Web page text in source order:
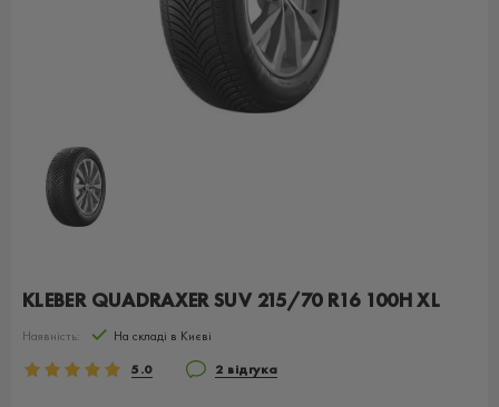
KLEBER QUADRAXER SUV 215/70 R16 100H XL
Наявність:
На складі в Києві
5.0
2 відгука